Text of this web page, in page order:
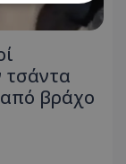
τσάντα
βράχο